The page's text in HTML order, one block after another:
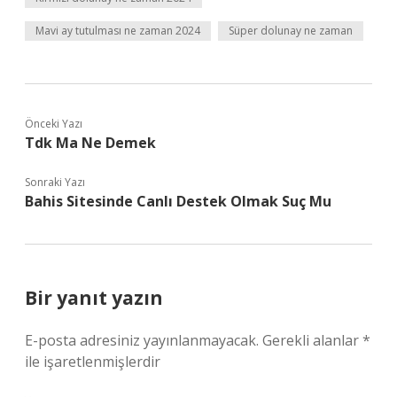
Mavi ay tutulması ne zaman 2024 Süper dolunay ne zaman
Önceki Yazı
Tdk Ma Ne Demek
Sonraki Yazı
Bahis Sitesinde Canlı Destek Olmak Suç Mu
Bir yanıt yazın
E-posta adresiniz yayınlanmayacak. Gerekli alanlar*
ile işaretlenmişlerdir